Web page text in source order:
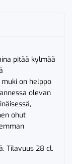
pitää kylmää
on helppo
olevan
ohut
Tilavuus 28 cl.